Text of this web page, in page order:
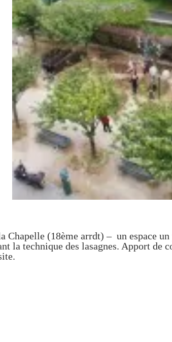
(18ème arrdt) – un espace
technique des lasagnes. Apport de